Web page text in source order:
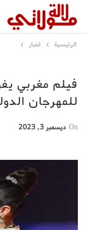
الرئيسية اخبار
فيلم مغربي
للمهرجان
On ديسمبر 3, 2023